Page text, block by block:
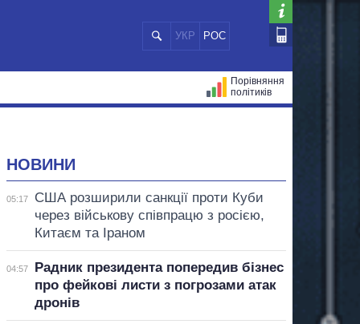
УКР РОС
Порівняння
політиків
НОВИНИ
05:17
США розширили санкції проти Куби
через військову співпрацю з росією,
Китаєм та Іраном
04:57
Радник президента попередив бізнес
про фейкові листи з погрозами атак
дронів